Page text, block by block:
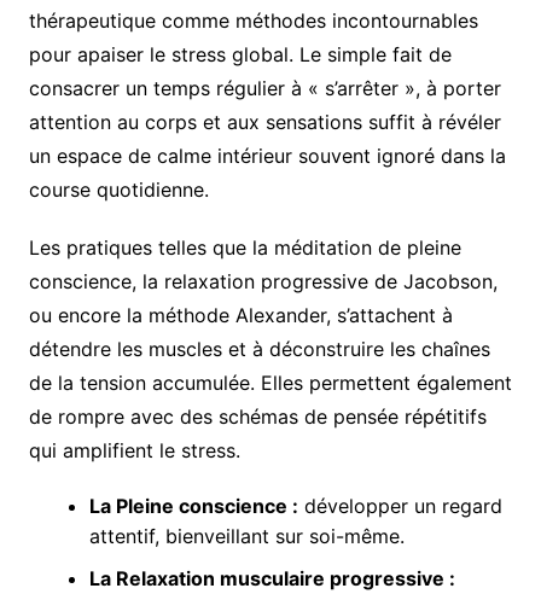
thérapeutique comme méthodes incontournables
pour apaiser le stress global. Le simple fait de
consacrer un temps régulier à « s’arrêter », à porter
attention au corps et aux sensations suffit à révéler
un espace de calme intérieur souvent ignoré dans la
course quotidienne.
Les pratiques telles que la méditation de pleine
conscience, la relaxation progressive de Jacobson,
ou encore la méthode Alexander, s’attachent à
détendre les muscles et à déconstruire les chaînes
de la tension accumulée. Elles permettent également
de rompre avec des schémas de pensée répétitifs
qui amplifient le stress.
La Pleine conscience : développer un regard
attentif, bienveillant sur soi-même.
La Relaxation musculaire progressive :